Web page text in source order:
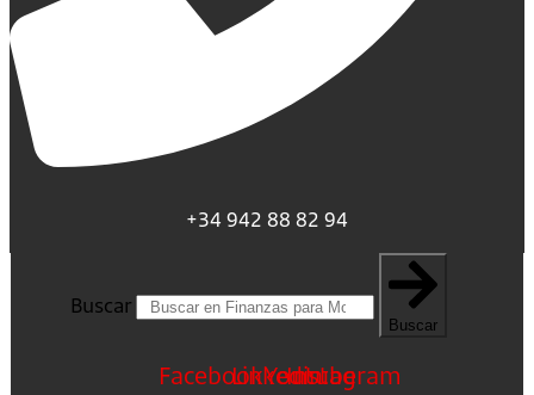
+34 942 88 82 94
Buscar
Buscar
FacebookLinkedin
Youtube
Instagram